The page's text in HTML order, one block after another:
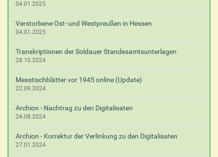
04.01.2025
Verstorbene Ost- und Westpreußen in Hessen
04.01.2025
Transkriptionen der Soldauer Standesamtsunterlagen
28.10.2024
Messtischblätter vor 1945 online (Update)
22.09.2024
Archion - Nachtrag zu den Digitalisaten
24.08.2024
Archion - Korrektur der Verlinkung zu den Digitalisaten
27.01.2024